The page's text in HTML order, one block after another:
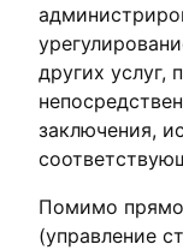
других услуг,
заключения,
Помимо
(управление